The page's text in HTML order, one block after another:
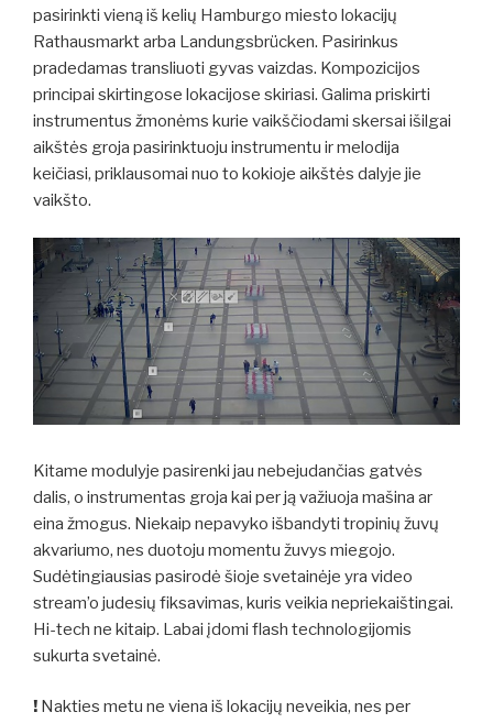
pasirinkti vieną iš kelių Hamburgo miesto lokacijų
Rathausmarkt arba Landungsbrücken. Pasirinkus
pradedamas transliuoti gyvas vaizdas. Kompozicijos
principai skirtingose lokacijose skiriasi. Galima priskirti
instrumentus žmonėms kurie vaikščiodami skersai išilgai
aikštės groja pasirinktuoju instrumentu ir melodija
keičiasi, priklausomai nuo to kokioje aikštės dalyje jie
vaikšto.
Kitame modulyje pasirenki jau nebejudančias gatvės
dalis, o instrumentas groja kai per ją važiuoja mašina ar
eina žmogus. Niekaip nepavyko išbandyti tropinių žuvų
akvariumo, nes duotoju momentu žuvys miegojo.
Sudėtingiausias pasirodė šioje svetainėje yra video
stream’o judesių fiksavimas, kuris veikia nepriekaištingai.
Hi-tech ne kitaip. Labai įdomi flash technologijomis
sukurta svetainė.
! Nakties metu ne viena iš lokacijų neveikia, nes per